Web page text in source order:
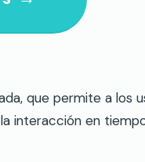
que permite a los
interacción en